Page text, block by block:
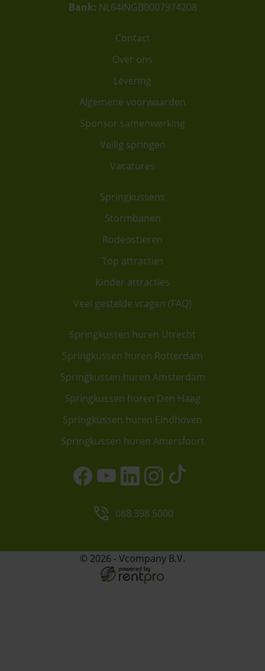
Bank: NL64INGB0007974208
Contact
Over ons
Levering
Algemene voorwaarden
Sponsor samenwerking
Veilig springen
Vacatures
Springkussens
Stormbanen
Rodeostieren
Top attracties
Kinder attracties
Veel gestelde vragen (FAQ)
Springkussen huren Utrecht
Springkussen huren Rotterdam
Springkussen huren Amsterdam
Springkussen huren Den Haag
Springkussen huren Eindhoven
Springkussen huren Amersfoort
088 398 5000
© 2026 - Vcompany B.V.